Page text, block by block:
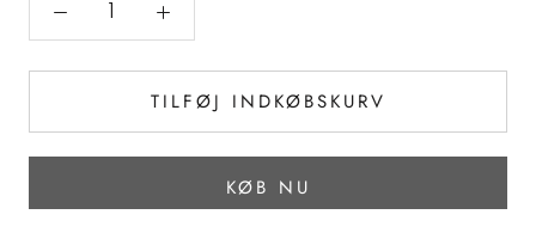
TILFØJ INDKØBSKURV
KØB NU